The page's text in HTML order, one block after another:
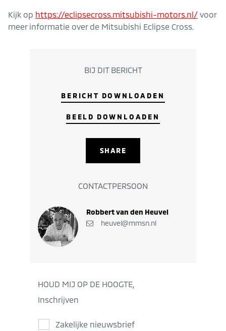
Kijk op https://eclipsecross.mitsubishi-motors.nl/ voor
meer informatie over de Mitsubishi Eclipse Cross.
BIJ DIT BERICHT
BERICHT DOWNLOADEN
BEELD DOWNLOADEN
SHARE
CONTACTPERSOON
Robbert van den Heuvel
heuvel@mmsn.nl
HOUD MIJ OP DE HOOGTE,
Inschrijven
Zakelijke nieuwsbrief